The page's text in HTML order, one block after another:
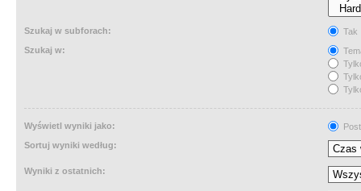
Szukaj w subforach:
Tak
Szukaj w:
Wyświetl wyniki jako:
Sortuj wyniki według:
Wyniki z ostatnich: